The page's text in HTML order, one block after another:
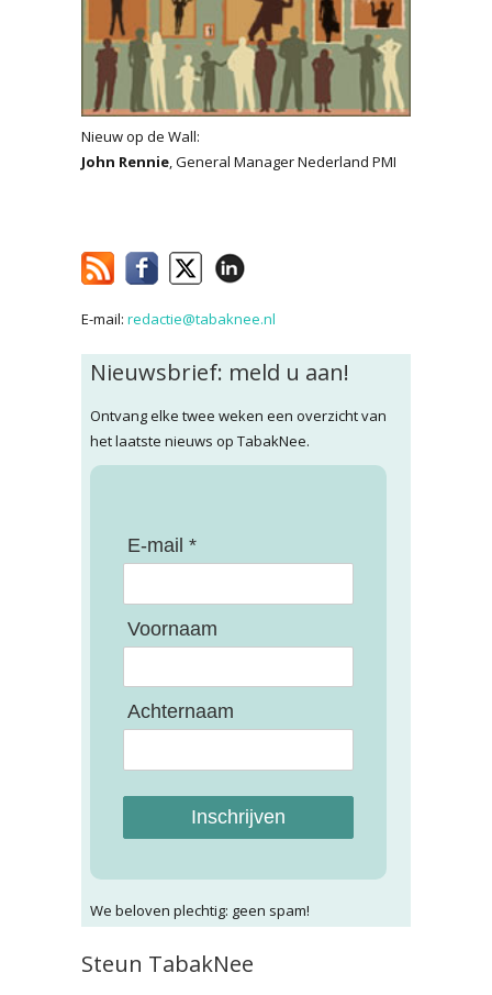
Nieuw op de Wall:
John Rennie, General Manager Nederland PMI
E-mail: redactie@tabaknee.nl
Nieuwsbrief: meld u aan!
Ontvang elke twee weken een overzicht van
het laatste nieuws op TabakNee.
E-mail *
Voornaam
Achternaam
Inschrijven
We beloven plechtig: geen spam!
Steun TabakNee